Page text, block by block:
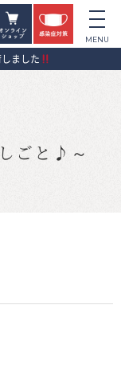
ました
ごと♪～